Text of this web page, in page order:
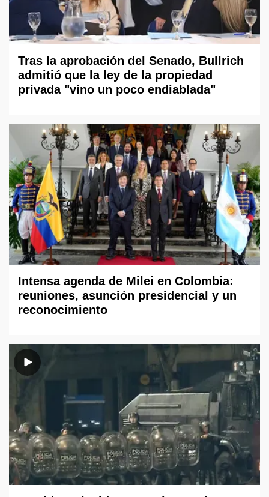
Tras la aprobación del Senado, Bullrich
admitió que la ley de la propiedad
privada "vino un poco endiablada"
Intensa agenda de Milei en Colombia:
reuniones, asunción presidencial y un
reconocimiento